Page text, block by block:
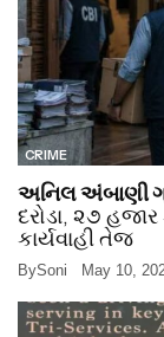
CRIME
અનિલ અંબાણી
દરોડા, ૨૭
કાર્યવાહી તેજ
BySoni May 10,